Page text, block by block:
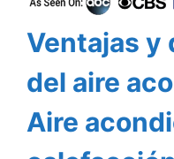
Ventajas y
del aire
Aire